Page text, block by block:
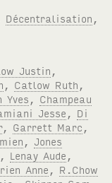
Décentralisation
Justin
Catlow Ruth
Yves
Champeau
Jesse
Di
, Garrett Marc
Jones
Lenay Aude
Anne
R.Chow